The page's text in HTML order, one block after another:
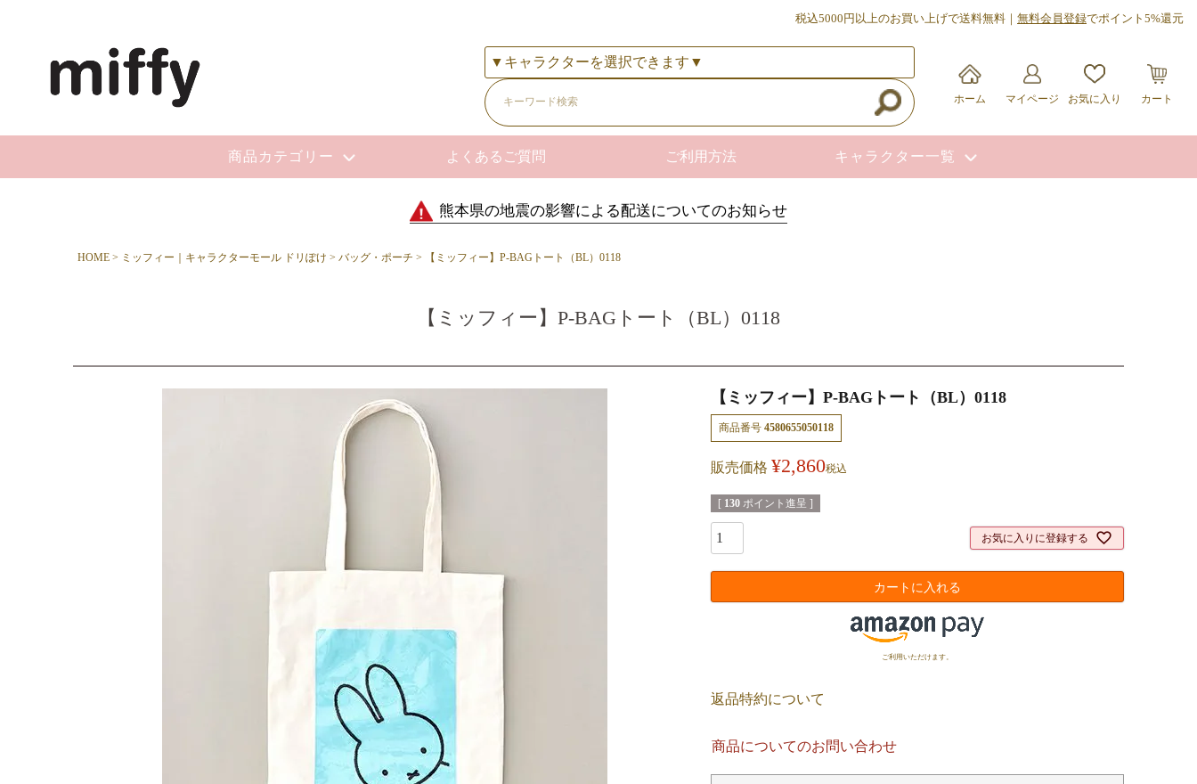
税込5000円以上のお買い上げで送料無料｜ 無料会員登録でポイント5%還元
ホーム マイページ お気に入り カート
商品カテゴリー よくあるご質問 ご利用方法 キャラクター一覧
熊本県の地震の影響による配送についてのお知らせ
HOME ミッフィー｜キャラクターモール ドリぽけ バッグ・ポーチ 【ミッフィー】P-BAGトート（BL）0118
【ミッフィー】P-BAGトート（BL）0118
【ミッフィー】P-BAGトート（BL）0118
商品番号 4580655050118
販売価格 ¥2,860税込
[ 130 ポイント進呈 ]
お気に入りに登録する
カートに入れる
ご利用いただけます。
返品特約について
商品についてのお問い合わせ